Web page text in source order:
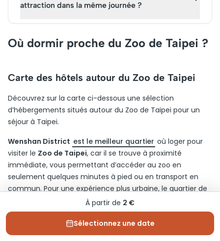
attraction dans la même journée ?
Où dormir proche du Zoo de Taipei ?
Carte des hôtels autour du Zoo de Taipei
Découvrez sur la carte ci-dessous une sélection
d’hébergements situés autour du Zoo de Taipei pour un
séjour à Taipei.
Wenshan District est le meilleur quartier où loger pour
visiter le Zoo de Taipei, car il se trouve à proximité
immédiate, vous permettant d’accéder au zoo en
seulement quelques minutes à pied ou en transport en
commun. Pour une expérience plus urbaine, le quartier de
est une excellente alternative, offrant des
connexions de métro rapides au zoo en environ 20
Daan District, connu pour ses parcs et ses
cafés, propose également un accès facile au zoo tout en
À partir de 2 €
Sélectionnez une date